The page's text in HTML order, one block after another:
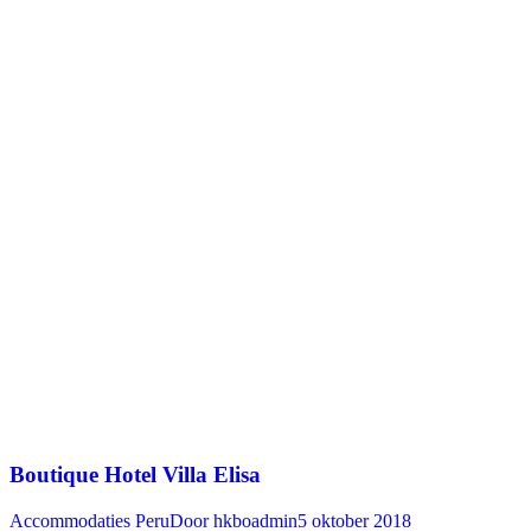
Boutique Hotel Villa Elisa
Accommodaties PeruDoorhkboadmin5 oktober 2018